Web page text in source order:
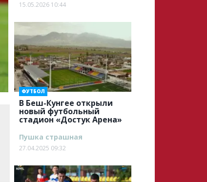
15.05.2026 10:44
В Беш-Кунгее открыли
новый футбольный
стадион «Достук Арена»
ФУТБОЛ
Пушка страшная
27.04.2025 09:32